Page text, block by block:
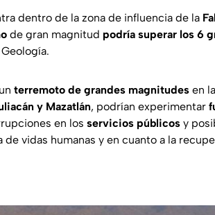
dentro de la zona de influencia de la
de gran magnitud podría superar los 6
terremoto de grandes magnitudes en la
y Mazatlán, podrían experimentar
en los servicios públicos y
vidas humanas y en cuanto a la